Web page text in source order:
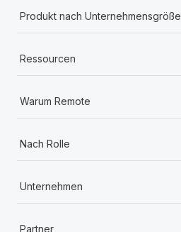
Produkt nach Unternehmensgröße
Ressourcen
Warum Remote
Nach Rolle
Unternehmen
Partner